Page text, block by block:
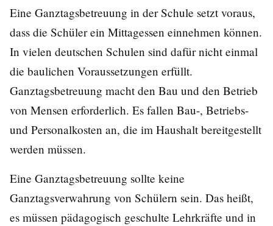
Eine Ganztagsbetreuung in der Schule setzt voraus,
dass die Schüler ein Mittagessen einnehmen können.
In vielen deutschen Schulen sind dafür nicht einmal
die baulichen Voraussetzungen erfüllt.
Ganztagsbetreuung macht den Bau und den Betrieb
von Mensen erforderlich. Es fallen Bau-, Betriebs-
und Personalkosten an, die im Haushalt bereitgestellt
werden müssen.
Eine Ganztagsbetreuung sollte keine
Ganztagsverwahrung von Schülern sein. Das heißt,
es müssen pädagogisch geschulte Lehrkräfte und in